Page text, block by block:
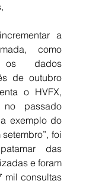
a
como
dados
de outubro
o HVFX,
passado
exemplo do
foi
das
e foram
mil consultas